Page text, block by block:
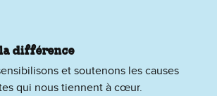
différence
et soutenons les causes
qui nous tiennent à cœur.